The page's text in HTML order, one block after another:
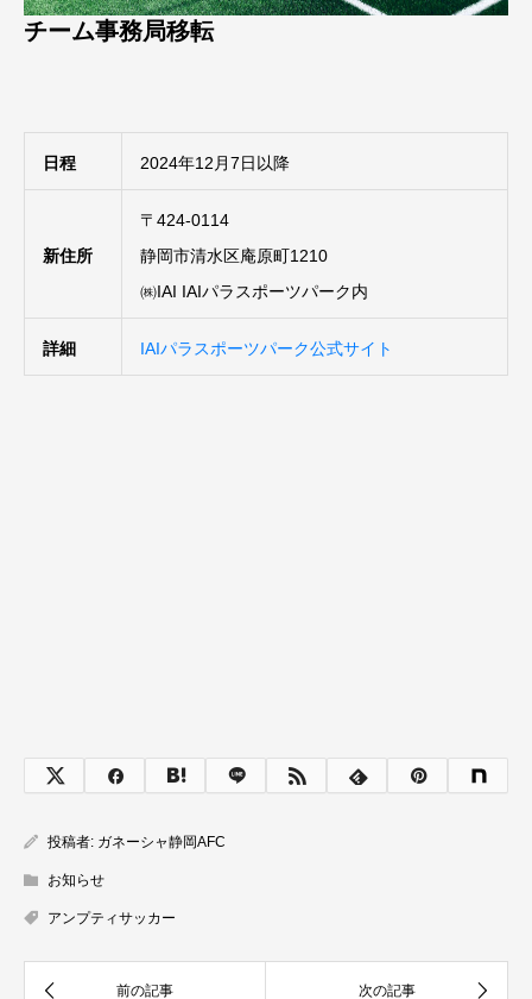
チーム事務局移転
日程 2024年12月7日以降
新住所
〒424-0114
静岡市清水区庵原町1210
㈱IAI IAIパラスポーツパーク内
詳細 IAIパラスポーツパーク公式サイト
投稿者: ガネーシャ静岡AFC
お知らせ
アンプティサッカー